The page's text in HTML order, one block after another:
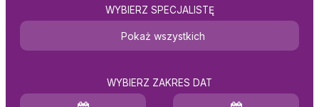
WYBIERZ SPECJALISTĘ
Pokaż wszystkich
WYBIERZ ZAKRES DAT
Data rozpoczęcia
Data zakończenia